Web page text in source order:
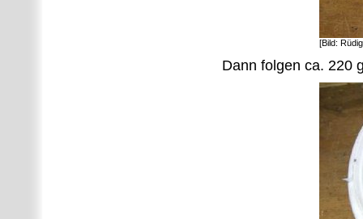
[Bild:
Dann folgen ca. 220